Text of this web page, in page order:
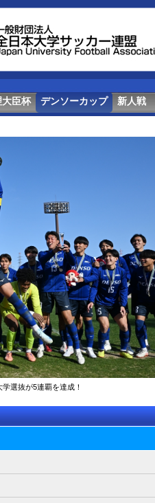
大臣杯 デンソーカップ 新人戦
選抜が5連覇を達成！